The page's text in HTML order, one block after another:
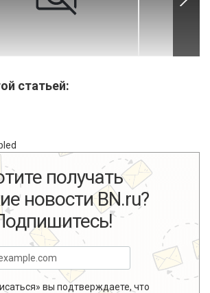
статьей:
получать
новости BN.ru?
вы подтверждаете, что